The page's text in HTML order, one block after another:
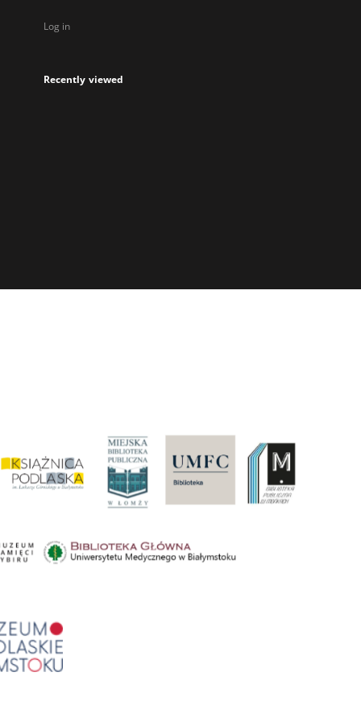
Log in
Recently viewed